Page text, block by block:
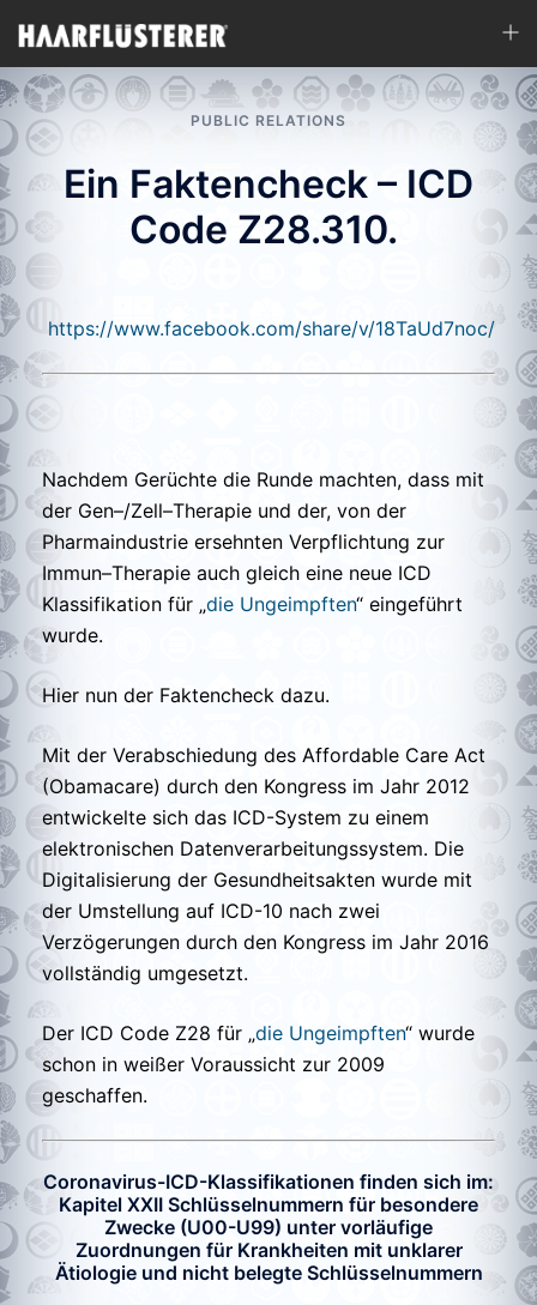
Inhalt
springen
PUBLIC RELATIONS
Ein Faktencheck – ICD
Code Z28.310.
https://www.facebook.com/share/v/18TaUd7noc/
Nachdem Gerüchte die Runde machten, dass mit
der Gen–/Zell–Therapie und der, von der
Pharmaindustrie ersehnten Verpflichtung zur
Immun–Therapie auch gleich eine neue ICD
Klassifikation für „die Ungeimpften“ eingeführt
wurde.
Hier nun der Faktencheck dazu.
Mit der Verabschiedung des Affordable Care Act
(Obamacare) durch den Kongress im Jahr 2012
entwickelte sich das ICD-System zu einem
elektronischen Datenverarbeitungssystem. Die
Digitalisierung der Gesundheitsakten wurde mit
der Umstellung auf ICD-10 nach zwei
Verzögerungen durch den Kongress im Jahr 2016
vollständig umgesetzt.
Der ICD Code Z28 für „die Ungeimpften“ wurde
schon in weißer Voraussicht zur 2009
geschaffen.
Coronavirus-ICD-Klassifikationen finden sich im:
Kapitel XXII Schlüsselnummern für besondere
Zwecke (U00-U99) unter vorläufige
Zuordnungen für Krankheiten mit unklarer
Ätiologie und nicht belegte Schlüsselnummern